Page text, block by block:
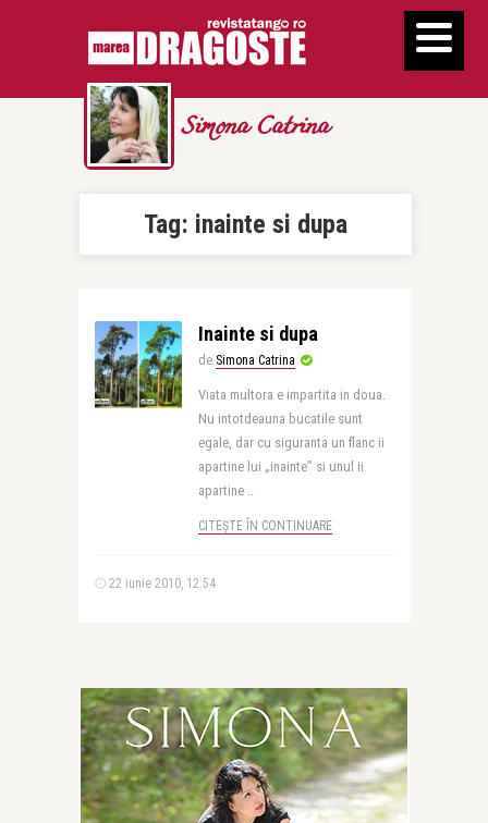
Simona Catrina
Tag: inainte si dupa
Inainte si dupa
de Simona Catrina
Viata multora e impartita in doua.
Nu intotdeauna bucatile sunt
egale, dar cu siguranta un flanc ii
apartine lui „inainte” si unul ii
apartine ..
CITEȘTE ÎN CONTINUARE
22 iunie 2010, 12:54